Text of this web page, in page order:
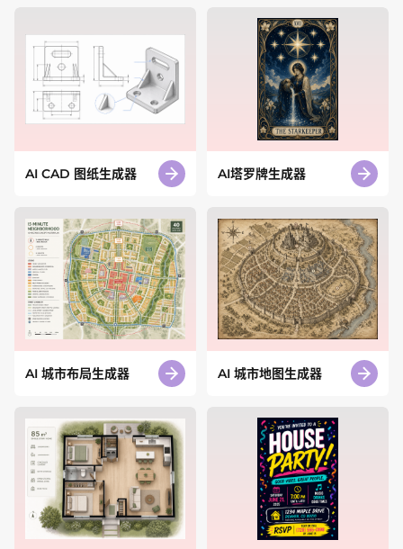
AI CAD 图纸生成器 AI塔罗牌生成器
AI 城市布局生成器 AI 城市地图生成器